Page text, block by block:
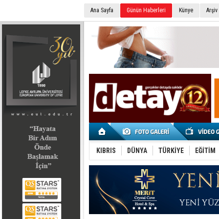
Ana Sayfa Günün Haberleri Künye Arşiv
KIBRIS DÜNYA TÜRKİYE EĞİTİM